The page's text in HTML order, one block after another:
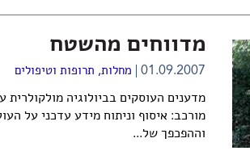
מדווחים מהשטח
01.09.2007 מחלות, תרופות וטיפולים
מדענים העוסקים בביולוגיה מולקולרית
מורכב: איסוף וניתוח מידע עדכני על
וההפכפך של...